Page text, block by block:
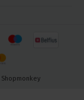
Shopmonkey